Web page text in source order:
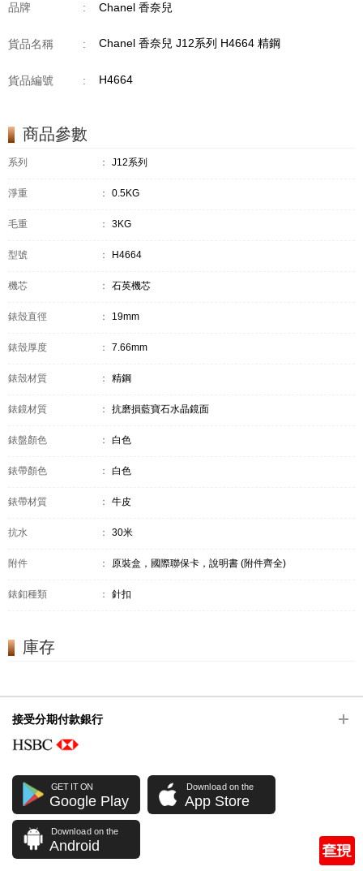
品牌 : Chanel 香奈兒
貨品名稱 : Chanel 香奈兒 J12系列 H4664 精鋼
貨品編號 : H4664
商品參數
系列 ： J12系列
淨重 ： 0.5KG
毛重 ： 3KG
型號 ： H4664
機芯 ： 石英機芯
錶殼直徑 ： 19mm
錶殼厚度 ： 7.66mm
錶殼材質 ： 精鋼
錶鏡材質 ： 抗磨損藍寶石水晶鏡面
錶盤顏色 ： 白色
錶帶顏色 ： 白色
錶帶材質 ： 牛皮
抗水 ： 30米
附件 ： 原裝盒，國際聯保卡，說明書 (附件齊全)
錶釦種類 ： 針扣
庫存
接受分期付款銀行
GET IT ON
Google Play
Download on the
App Store
Download on the
Android